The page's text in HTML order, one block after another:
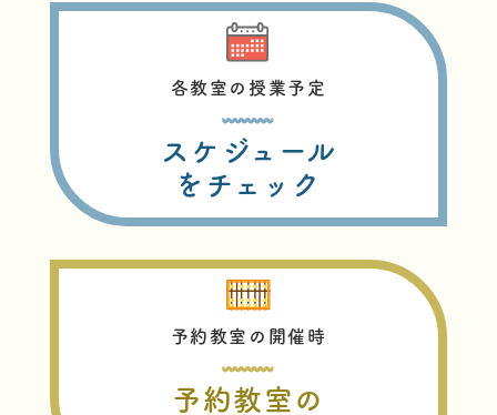
各教室の授業予定
スケジュール
をチェック
予約教室の開催時
予約教室の